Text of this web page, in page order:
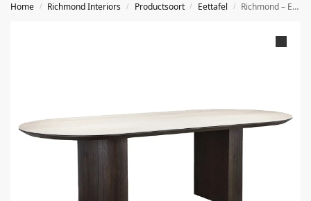
Home / Richmond Interiors / Productsoort / Eettafel / Richmond – Eettafel Ritz brown 240